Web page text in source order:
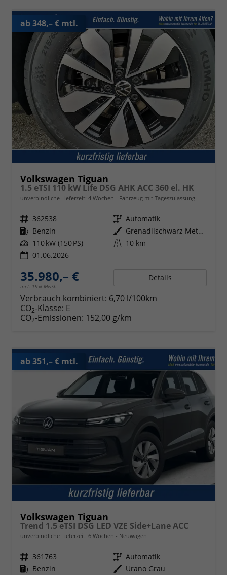
ab 348,– € mtl.
Volkswagen Tiguan
1.5 eTSI 110 kW Life DSG AHK ACC 360 el. HK
unverbindliche Lieferzeit: 4 Wochen Fahrzeug mit Tageszulassung
Fahrzeugnr. 362538 Getriebe Automatik
Kraftstoff Benzin Außenfarbe
Grenadilschwarz Metallic
Leistung 110 kW (150 PS) Kilometerstand 10 km
01.06.2026
35.980,– €
incl. 19% MwSt.
Details
Verbrauch kombiniert: 6,70 l/100km
CO2-Klasse: E
CO2-Emissionen: 152,00 g/km
ab 351,– € mtl.
Volkswagen Tiguan
Trend 1.5 eTSI DSG LED VZE Side+Lane ACC
unverbindliche Lieferzeit: 6 Wochen Neuwagen
Fahrzeugnr. 361763 Getriebe Automatik
Kraftstoff Benzin Außenfarbe Urano Grau